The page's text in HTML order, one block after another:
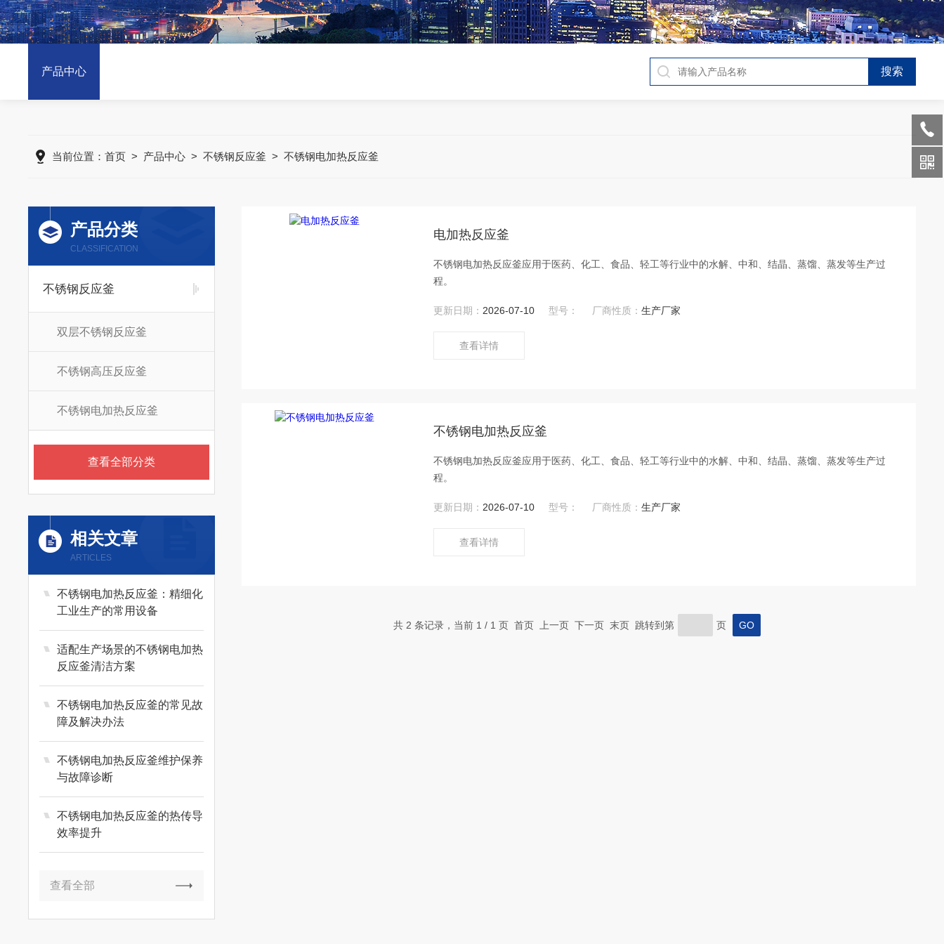
产品中心
当前位置：首页 > 产品中心 >不锈钢反应釜 >不锈钢电加热反应釜
产品分类
CLASSIFICATION
不锈钢反应釜
双层不锈钢反应釜
不锈钢高压反应釜
不锈钢电加热反应釜
查看全部分类
相关文章
ARTICLES
不锈钢电加热反应釜：精细化
工业生产的常用设备
适配生产场景的不锈钢电加热
反应釜清洁方案
不锈钢电加热反应釜的常见故
障及解决办法
不锈钢电加热反应釜维护保养
与故障诊断
不锈钢电加热反应釜的热传导
效率提升
查看全部
电加热反应釜
不锈钢电加热反应釜应用于医药、化工、食品、轻工等行业中的水解、中和、结晶、蒸馏、蒸发等生产过
程。
更新日期： 2026-07-10 型号： 厂商性质：生产厂家
查看详情
不锈钢电加热反应釜
不锈钢电加热反应釜应用于医药、化工、食品、轻工等行业中的水解、中和、结晶、蒸馏、蒸发等生产过
程。
更新日期： 2026-07-10 型号： 厂商性质：生产厂家
查看详情
共 2 条记录，当前 1 / 1 页 首页 上一页 下一页 末页 跳转到第 页